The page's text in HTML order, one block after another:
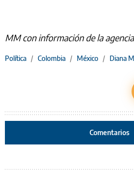
MM con información de la
Política / Colombia / México / Diana
Comentarios